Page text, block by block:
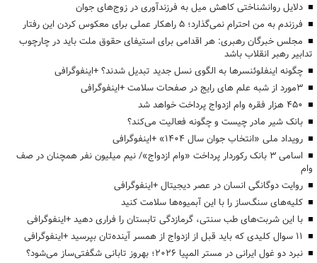
دلایل روانشناختی کاهش میل به فرزندآوری در زوج‌های جوان
فرزندم به من احترام نمی‌گذارد؛ ۵ راهکار عملی برای معکوس کردن این رفتار
مجلس خبرگان رهبری: هر اقدامی برای استیفای حقوق ملت باید در چارچوب
تدابیر رهبر انقلاب باشد
چگونه اینفلوئنسرها به الگوی نسل جدید تبدیل شدند؟ +اینفوگرافی
3مورد از شبه علم های رایج در صفحات سلامت +اینفوگرافی
۴۵۰ هزار فقره وام ازدواج پرداخت خواهد شد
بانک شیر مادر چیست و چگونه فعالیت می‌کند؟
رویداد ملی «انتخاب جوان سال ۱۴۰۴» +اینفوگرافی
اسامی ۳ بانک رکوردار پرداخت «وام ازدواج»/ نیم میلیون نفر همچنان در صف
وام
روایت دوگانگی انسان در عصر دیجیتال +اینفوگرافی
کلیه‌های سنگ‌ساز را با این آبمیوه‌ها سلامت کنید
با این شربت‌های طب سنتی، گرمازدگی تابستان را فراری دهید +اینفوگرافی
۱۱ سوال کلیدی که باید قبل از ازدواج از همسر آینده‌تان بپرسید +اینفوگرافی
نبرد دو غول ایرانی در مستر المپیا ۲۰۲۶؛ بهروز تابانی شگفتی‌ساز می‌شود؟